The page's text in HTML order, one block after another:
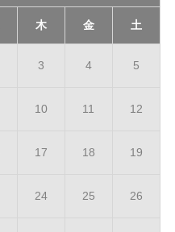
木 金 土
3 4 5
10 11 12
17 18 19
24 25 26